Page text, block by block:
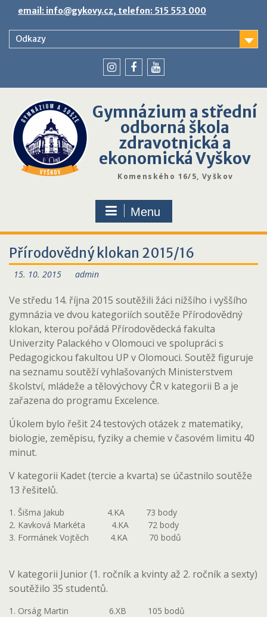
content
email: info@gykovy.cz, telefon: 515 553 000
Odkazy
Gymnázium a střední
odborná škola
zdravotnická a
ekonomická Vyškov
Komenského 16/5, Vyškov
Menu
Přírodovědný klokan 2015/16
15. 10. 2015 admin
Ve středu 14. října 2015 soutěžili žáci nižšího i vyššího
gymnázia ve dvou kategoriích soutěže Přírodovědný
klokan, kterou pořádá Přírodovědecká fakulta
Univerzity Palackého v Olomouci ve spolupráci s
Pedagogickou fakultou UP v Olomouci. Soutěž figuruje
na seznamu soutěží vyhlašovaných Ministerstvem
školství, mládeže a tělovýchovy ČR v kategorii B a je
zařazena do programu Excelence.
Úkolem bylo řešit 24 testových otázek z matematiky,
biologie, zeměpisu, fyziky a chemie v časovém limitu 40
minut.
V kategorii Kadet (tercie a kvarta) se účastnilo soutěže
13 řešitelů.
1. Šišma Jakub 4.KA 73 body
2. Kavková Markéta 4.KA 72 body
3. Formánek Vojtěch 4.KA 70 bodů
V kategorii Junior (1. ročník a kvinty až 2. ročník a sexty)
soutěžilo 35 studentů.
1. Orság Martin 6.XB 105 bodů